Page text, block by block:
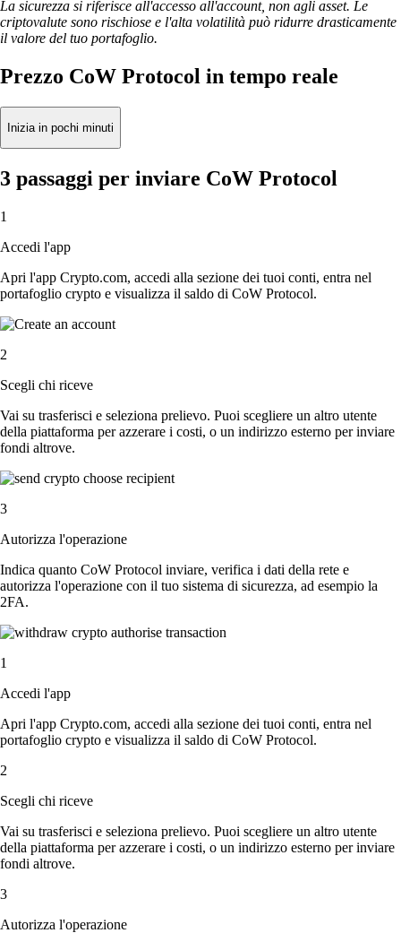
La sicurezza si riferisce all'accesso all'account, non agli asset. Le
criptovalute sono rischiose e l'alta volatilità può ridurre drasticamente
il valore del tuo portafoglio.
Prezzo CoW Protocol in tempo reale
Inizia in pochi minuti
3 passaggi per inviare CoW Protocol
1
Accedi l'app
Apri l'app Crypto.com, accedi alla sezione dei tuoi conti, entra nel
portafoglio crypto e visualizza il saldo di CoW Protocol.
2
Scegli chi riceve
Vai su trasferisci e seleziona prelievo. Puoi scegliere un altro utente
della piattaforma per azzerare i costi, o un indirizzo esterno per inviare
fondi altrove.
3
Autorizza l'operazione
Indica quanto CoW Protocol inviare, verifica i dati della rete e
autorizza l'operazione con il tuo sistema di sicurezza, ad esempio la
2FA.
1
Accedi l'app
Apri l'app Crypto.com, accedi alla sezione dei tuoi conti, entra nel
portafoglio crypto e visualizza il saldo di CoW Protocol.
2
Scegli chi riceve
Vai su trasferisci e seleziona prelievo. Puoi scegliere un altro utente
della piattaforma per azzerare i costi, o un indirizzo esterno per inviare
fondi altrove.
3
Autorizza l'operazione